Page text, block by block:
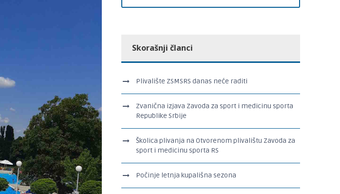
Skorašnji članci
Plivalište ZSMSRS danas neće raditi
Zvanična izjava Zavoda za sport i medicinu sporta
Republike Srbije
Školica plivanja na Otvorenom plivalištu Zavoda za
sport i medicinu sporta RS
Počinje letnja kupališna sezona